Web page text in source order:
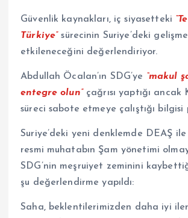
Güvenlik kaynakları, iç siyasetteki
Türkiye”sürecinin Suriye’deki
etkileneceğini değerlendiriyor.
Abdullah Öcalan’ın SDG’ye “makul
entegre olun” çağrısı yaptığı ancak
süreci sabote etmeye çalıştığı bilgisi
Suriye’deki yeni denklemde DEAŞ
resmi muhatabın Şam yönetimi
SDG’nin meşruiyet zeminini
şu değerlendirme yapıldı:
Saha, beklentilerimizden daha iyi